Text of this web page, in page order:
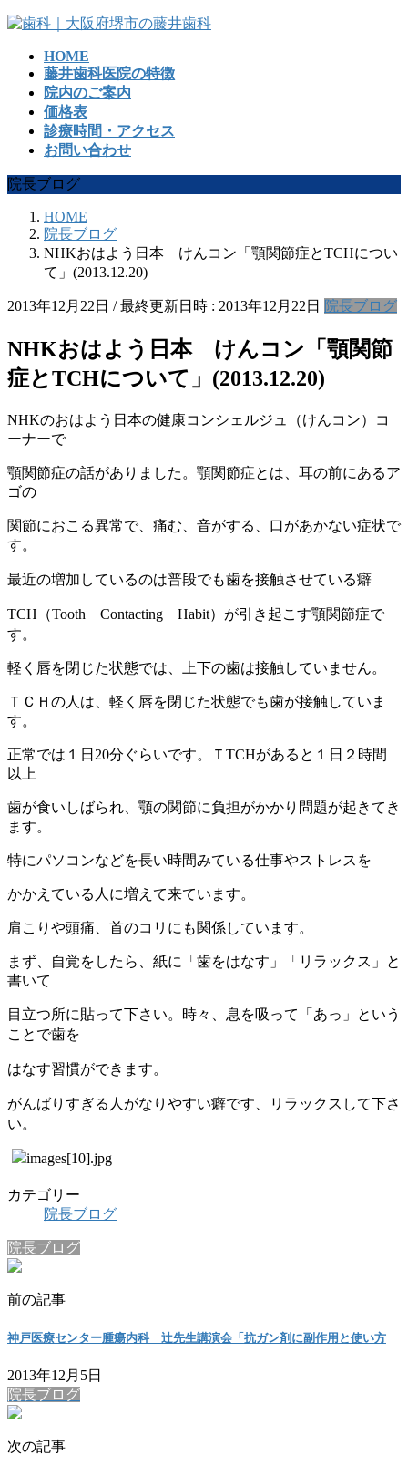
コ
ッ
プ
ナ
移
動
HOME
藤井歯科医院の特徴
院内のご案内
価格表
診療時間・アクセス
お問い合わせ
院長ブログ
HOME
院長ブログ
NHKおはよう日本 けんコン「顎関節症とTCHについ
て」(2013.12.20)
2013年12月22日 / 最終更新日時 : 2013年12月22日 院長ブログ
NHKおはよう日本 けんコン「顎関節
症とTCHについて」(2013.12.20)
NHKのおはよう日本の健康コンシェルジュ（けんコン）コ
ーナーで
顎関節症の話がありました。顎関節症とは、耳の前にあるア
ゴの
関節におこる異常で、痛む、音がする、口があかない症状で
す。
最近の増加しているのは普段でも歯を接触させている癖
TCH（Tooth Contacting Habit） が引き起こす顎関節症で
す。
軽く唇を閉じた状態では、上下の歯は接触していません。
ＴＣＨの人は、軽く唇を閉じた状態でも歯が接触していま
す。
正常では１日20分ぐらいです。ＴTCHがあると１日２時間
以上
歯が食いしばられ、顎の関節に負担がかかり問題が起きてき
ます。
特にパソコンなどを長い時間みている仕事やストレスを
かかえている人に増えて来ています。
肩こりや頭痛、首のコリにも関係しています。
まず、自覚をしたら、紙に「歯をはなす」「リラックス」と
書いて
目立つ所に貼って下さい。時々、息を吸って「あっ」という
ことで歯を
はなす習慣ができます。
がんばりすぎる人がなりやすい癖です、リラックスして下さ
い。
カテゴリー
院長ブログ
院長ブログ
前の記事
神戸医療センター腫瘍内科 辻先生講演会「抗ガン剤に副作用と使い方
2013年12月5日
院長ブログ
次の記事